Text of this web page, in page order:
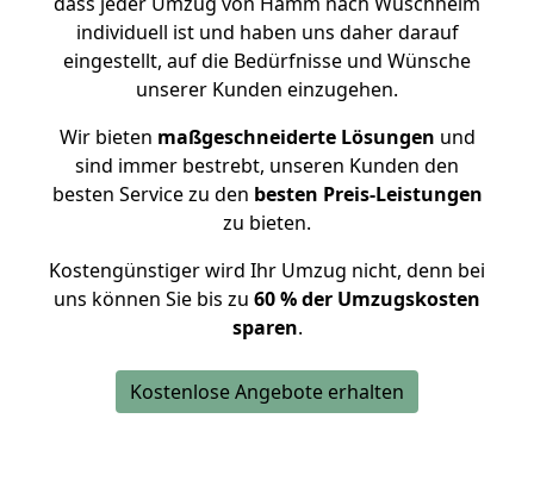
individuell ist und haben uns daher darauf
eingestellt, auf die Bedürfnisse und Wünsche
unserer Kunden einzugehen.
Wir bieten maßgeschneiderte Lösungen und
sind immer bestrebt, unseren Kunden den
besten Service zu den besten Preis-Leistungen
zu bieten.
Kostengünstiger wird Ihr Umzug nicht, denn bei
uns können Sie bis zu 60 % der Umzugskosten
sparen.
Kostenlose Angebote erhalten